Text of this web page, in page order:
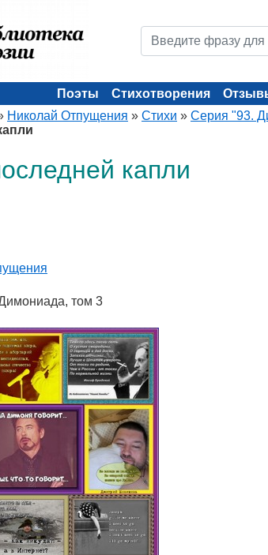
Поэты Стихотворения
Николай Отпущения » Стихи » Серия "93.
капли
том 3